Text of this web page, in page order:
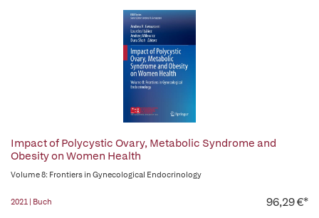
Impact of Polycystic Ovary, Metabolic Syndrome and
Obesity on Women Health
Volume 8: Frontiers in Gynecological Endocrinology
2021 | Buch 96,29 €*